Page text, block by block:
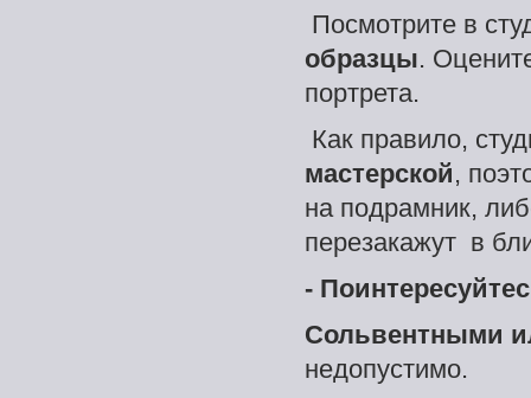
Посмотрите в
образцы.
портрета.
Как правило,
мастерской,
на подрамник,
перезакажут в
-
Сольвентными
недопустимо.